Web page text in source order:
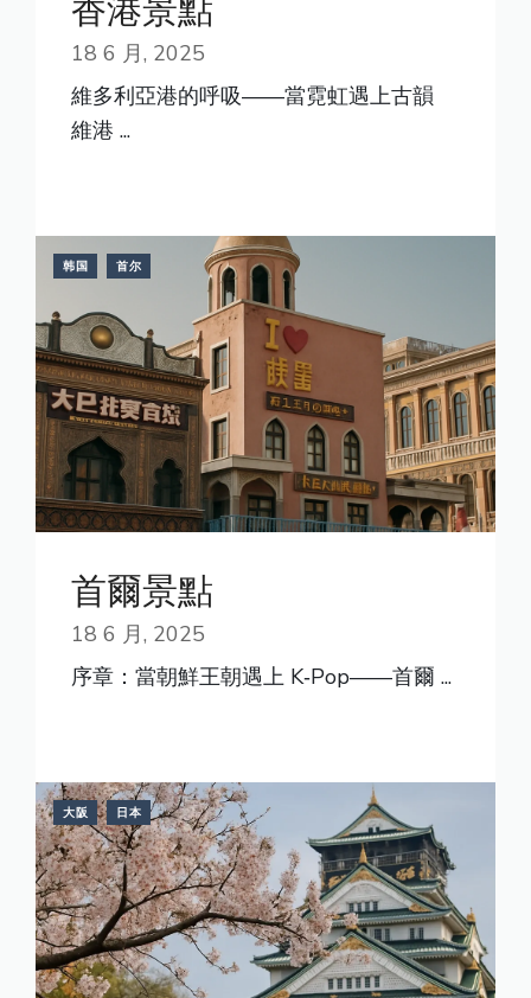
香港景點
18 6 月, 2025
維多利亞港的呼吸——當霓虹遇上古韻
維港 ...
韩国 首尔
首爾景點
18 6 月, 2025
序章：當朝鮮王朝遇上 K‑Pop——首爾 ...
大阪 日本